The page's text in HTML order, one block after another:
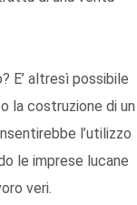
E’ altresì possibile
la costruzione di un
l’utilizzo
le imprese lucane
veri.